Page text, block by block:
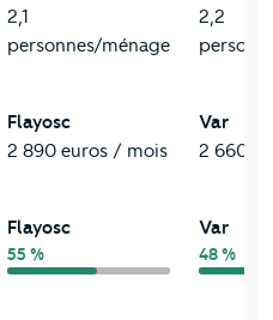
2,1
personnes/ménage
2,2
Flayosc
2 890 euros / mois
Var
2 660
Flayosc
55 %
Var
48 %